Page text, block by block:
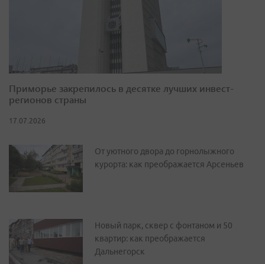
Приморье закрепилось в десятке лучших инвест-
регионов страны
17.07.2026
От уютного двора до горнолыжного
курорта: как преображается Арсеньев
Новый парк, сквер с фонтаном и 50
квартир: как преображается
Дальнегорск